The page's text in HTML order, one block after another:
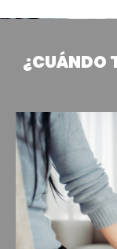
¿CUÁNDO